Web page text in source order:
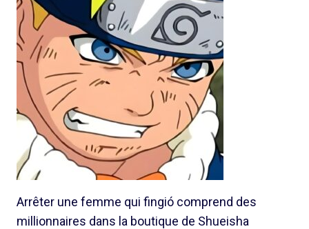
Arrêter une femme qui fingió comprend des
millionnaires dans la boutique de Shueisha